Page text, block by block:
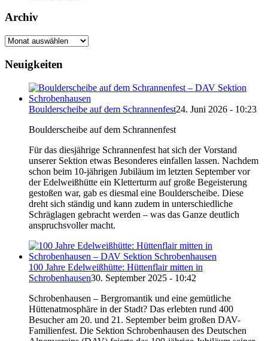
Archiv
Archiv
Neuigkeiten
Boulderscheibe auf dem Schrannenfest24. Juni 2026 - 10:23
Boulderscheibe auf dem Schrannenfest
Für das diesjährige Schrannenfest hat sich der Vorstand
unserer Sektion etwas Besonderes einfallen lassen. Nachdem
schon beim 10-jährigen Jubiläum im letzten September vor
der Edelweißhütte ein Kletterturm auf große Begeisterung
gestoßen war, gab es diesmal eine Boulderscheibe. Diese
dreht sich ständig und kann zudem in unterschiedliche
Schräglagen gebracht werden – was das Ganze deutlich
anspruchsvoller macht.
100 Jahre Edelweißhütte: Hüttenflair mitten in
Schrobenhausen30. September 2025 - 10:42
Schrobenhausen – Bergromantik und eine gemütliche
Hüttenatmosphäre in der Stadt? Das erlebten rund 400
Besucher am 20. und 21. September beim großen DAV-
Familienfest. Die Sektion Schrobenhausen des Deutschen